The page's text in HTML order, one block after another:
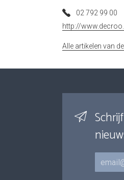
02 792 99 00
http://
Alle artikelen van
E-mail